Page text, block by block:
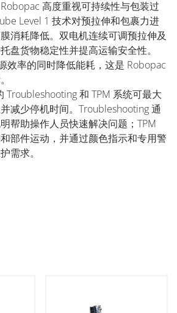
高度重视可持续性与包装过
Level 1 技术对预拉伸和包裹力进
消耗降低。双电机连续可调预拉伸及
盘货物稳定性并提高运输安全性。
效率的同时降低能耗，这是 Robopac
Troubleshooting 和 TPM 系统可最大
减少停机时间。Troubleshooting 通
帮助操作人员快速解决问题；TPM
部件运动，并通过颜色指示和专用警
需求。